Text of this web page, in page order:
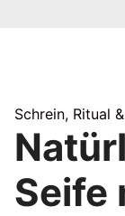
Schrein, Ritual
Seife